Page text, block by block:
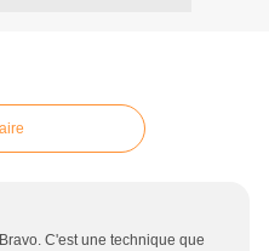
C'est une technique que